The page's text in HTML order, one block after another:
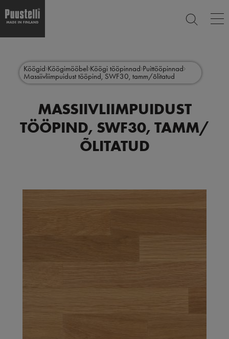
contentmenu
et
Köögid Köögimööbel Köögi tööpinnad Puittööpinnad
Massiivliimpuidust tööpind, SWF30, tamm/õlitatud
MASSIIVLIIMPUIDUST
TÖÖPIND, SWF30, TAMM/
ÕLITATUD